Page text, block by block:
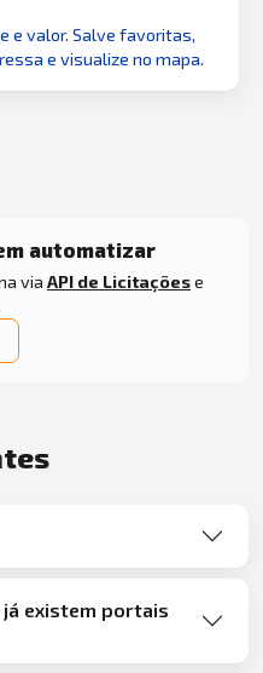
e valor. Salve favoritas,
e visualize no mapa.
automatizar
via API de Licitaçõese
já existem portais